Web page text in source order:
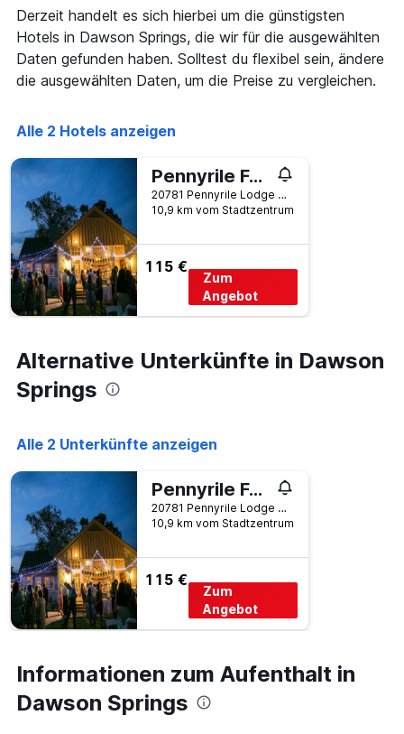
1
X-
Achse,
die
die
anzeigt.
Das
Diagramm
hat
1
Y-
Achse,
die
den
durchschnittlichen
Zimmerpreis
anzeigt.
Derzeit handelt es sich hierbei um die günstigsten
Hotels in Dawson Springs, die wir für die ausgewählten
Daten gefunden haben. Solltest du flexibel sein, ändere
die ausgewählten Daten, um die Preise zu vergleichen.
Alle 2 Hotels anzeigen
Pennyrile Forest State Resort Park
20781 Pennyrile Lodge Road, Dawson Springs, KY, USA
10,9 km vom Stadtzentrum
115 €
Zum
Angebot
Alternative Unterkünfte in Dawson
Springs
Alle 2 Unterkünfte anzeigen
Pennyrile Forest State Resort Park
20781 Pennyrile Lodge Road, Dawson Springs, KY, USA
10,9 km vom Stadtzentrum
115 €
Zum
Angebot
Informationen zum Aufenthalt in
Dawson Springs